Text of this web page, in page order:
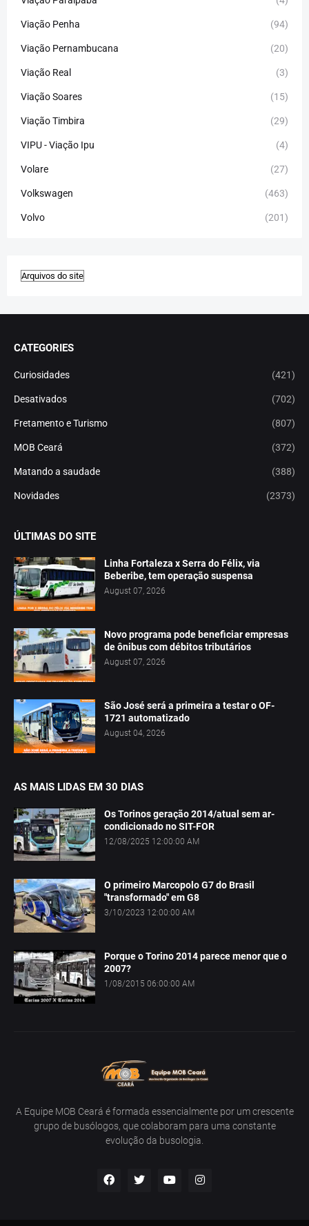
Viação Penha (94)
Viação Pernambucana (20)
Viação Real (3)
Viação Soares (15)
Viação Timbira (29)
VIPU - Viação Ipu (4)
Volare (27)
Volkswagen (463)
Volvo (201)
CATEGORIES
Curiosidades (421)
Desativados (702)
Fretamento e Turismo (807)
MOB Ceará (372)
Matando a saudade (388)
Novidades (2373)
ÚLTIMAS DO SITE
Linha Fortaleza x Serra do Félix, via
Beberibe, tem operação suspensa
August 07, 2026
Novo programa pode beneficiar empresas
de ônibus com débitos tributários
August 07, 2026
São José será a primeira a testar o OF-
1721 automatizado
August 04, 2026
AS MAIS LIDAS EM 30 DIAS
Os Torinos geração 2014/atual sem ar-
condicionado no SIT-FOR
12/08/2025 12:00:00 AM
O primeiro Marcopolo G7 do Brasil
"transformado" em G8
3/10/2023 12:00:00 AM
Porque o Torino 2014 parece menor que o
2007?
1/08/2015 06:00:00 AM
A Equipe MOB Ceará é formada essencialmente por um crescente
grupo de busólogos, que colaboram para uma constante
evolução da busologia.